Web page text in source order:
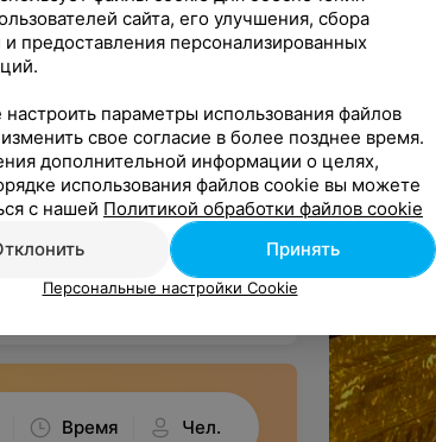
объединяет 5 залов,
гостей, а вместимость
проводятся вечера
а также кальянный зал с
и телевизоры дают
спортивных
один состоятельный
и балагуром, обожал охоту,
напитки.
ужины, где местные
по традиционным
Время Чел.
сайта, его улучшения, сбора
и предоставления персонализированных
параметры использования файлов
свое согласие в более позднее время.
дополнительной информации о целях,
использования файлов cookie вы можете
с нашей Политикой обработки файлов cookie
Принять
Персональные настройки Cookie